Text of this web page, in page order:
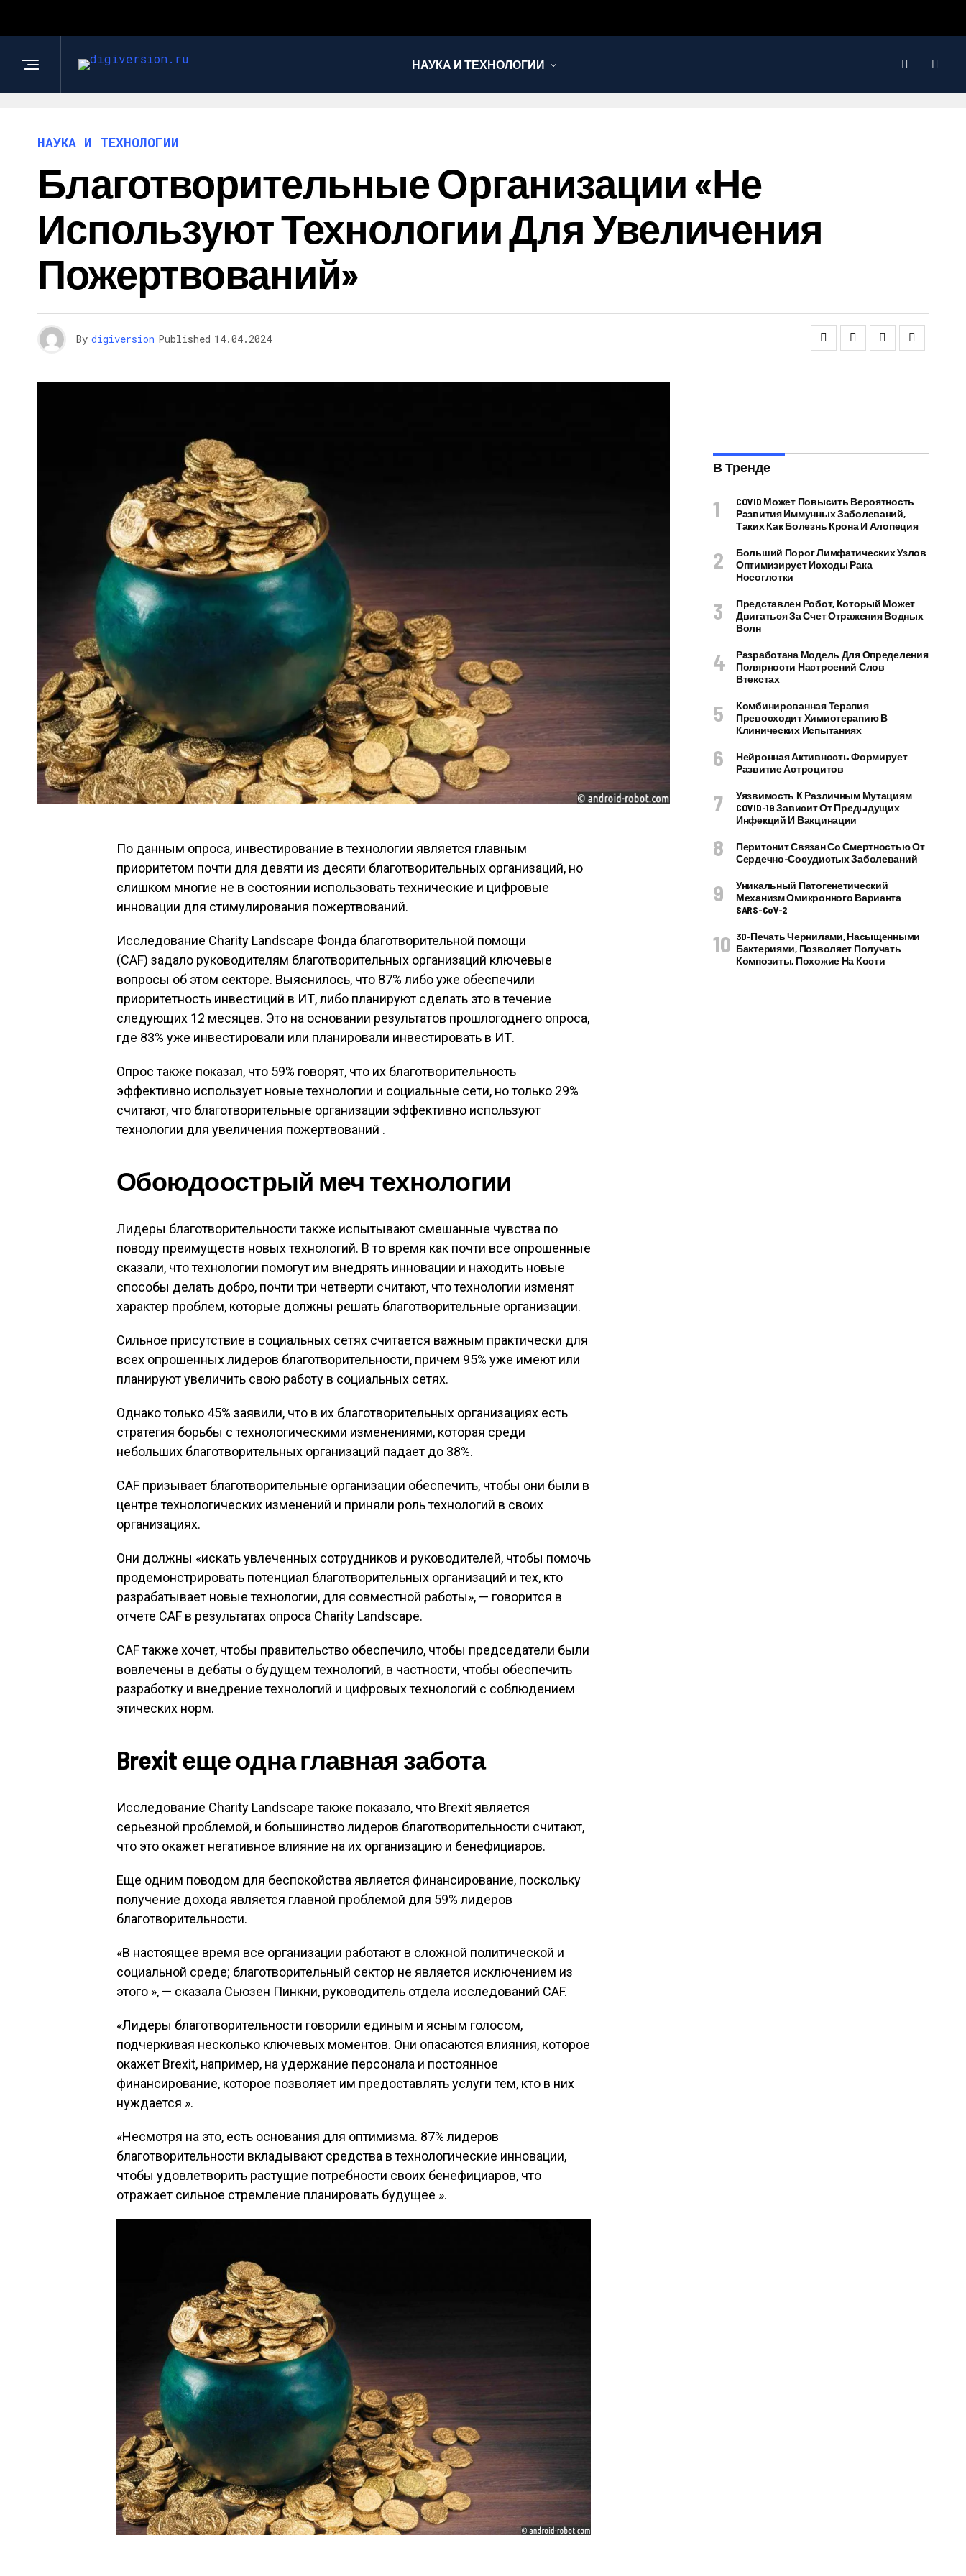
НАУКА И ТЕХНОЛОГИИ
НАУКА И ТЕХНОЛОГИИ
Благотворительные Организации «не
Используют Технологии Для Увеличения
Пожертвований»
By digiversion Published 14.04.2024
По данным опроса, инвестирование в технологии является главным
приоритетом почти для девяти из десяти благотворительных организаций, но
слишком многие не в состоянии использовать технические и цифровые
инновации для стимулирования пожертвований.
Исследование Charity Landscape Фонда благотворительной помощи
(CAF) задало руководителям благотворительных организаций ключевые
вопросы об этом секторе. Выяснилось, что 87% либо уже обеспечили
приоритетность инвестиций в ИТ, либо планируют сделать это в течение
следующих 12 месяцев. Это на основании результатов прошлогоднего опроса,
где 83% уже инвестировали или планировали инвестировать в ИТ.
Опрос также показал, что 59% говорят, что их благотворительность
эффективно использует новые технологии и социальные сети, но только 29%
считают, что благотворительные организации эффективно используют
технологии для увеличения пожертвований .
Обоюдоострый меч технологии
Лидеры благотворительности также испытывают смешанные чувства по
поводу преимуществ новых технологий. В то время как почти все опрошенные
сказали, что технологии помогут им внедрять инновации и находить новые
способы делать добро, почти три четверти считают, что технологии изменят
характер проблем, которые должны решать благотворительные организации.
Сильное присутствие в социальных сетях считается важным практически для
всех опрошенных лидеров благотворительности, причем 95% уже имеют или
планируют увеличить свою работу в социальных сетях.
Однако только 45% заявили, что в их благотворительных организациях есть
стратегия борьбы с технологическими изменениями, которая среди
небольших благотворительных организаций падает до 38%.
CAF призывает благотворительные организации обеспечить, чтобы они были в
центре технологических изменений и приняли роль технологий в своих
организациях.
Они должны «искать увлеченных сотрудников и руководителей, чтобы помочь
продемонстрировать потенциал благотворительных организаций и тех, кто
разрабатывает новые технологии, для совместной работы», — говорится в
отчете CAF в результатах опроса Charity Landscape.
CAF также хочет, чтобы правительство обеспечило, чтобы председатели были
вовлечены в дебаты о будущем технологий, в частности, чтобы обеспечить
разработку и внедрение технологий и цифровых технологий с соблюдением
этических норм.
Brexit еще одна главная забота
Исследование Charity Landscape также показало, что Brexit является
серьезной проблемой, и большинство лидеров благотворительности считают,
что это окажет негативное влияние на их организацию и бенефициаров.
Еще одним поводом для беспокойства является финансирование, поскольку
получение дохода является главной проблемой для 59% лидеров
благотворительности.
«В настоящее время все организации работают в сложной политической и
социальной среде; благотворительный сектор не является исключением из
этого », — сказала Сьюзен Пинкни, руководитель отдела исследований CAF.
«Лидеры благотворительности говорили единым и ясным голосом,
подчеркивая несколько ключевых моментов. Они опасаются влияния, которое
окажет Brexit, например, на удержание персонала и постоянное
финансирование, которое позволяет им предоставлять услуги тем, кто в них
нуждается ».
«Несмотря на это, есть основания для оптимизма. 87% лидеров
благотворительности вкладывают средства в технологические инновации,
чтобы удовлетворить растущие потребности своих бенефициаров, что
отражает сильное стремление планировать будущее ».
В Тренде
COVID Может Повысить Вероятность
Развития Иммунных Заболеваний,
Таких Как Болезнь Крона И Алопеция
Больший Порог Лимфатических Узлов
Оптимизирует Исходы Рака
Носоглотки
Представлен Робот, Который Может
Двигаться За Счет Отражения Водных
Волн
Разработана Модель Для Определения
Полярности Настроений Слов
Втекстах
Комбинированная Терапия
Превосходит Химиотерапию В
Клинических Испытаниях
Нейронная Активность Формирует
Развитие Астроцитов
Уязвимость К Различным Мутациям
COVID-19 Зависит От Предыдущих
Инфекций И Вакцинации
Перитонит Связан Со Смертностью От
Сердечно-Сосудистых Заболеваний
Уникальный Патогенетический
Механизм Омикронного Варианта
SARS-CoV-2
3D-Печать Чернилами, Насыщенными
Бактериями, Позволяет Получать
Композиты, Похожие На Кости